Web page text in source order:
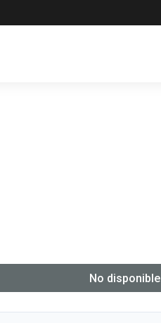
No disponible